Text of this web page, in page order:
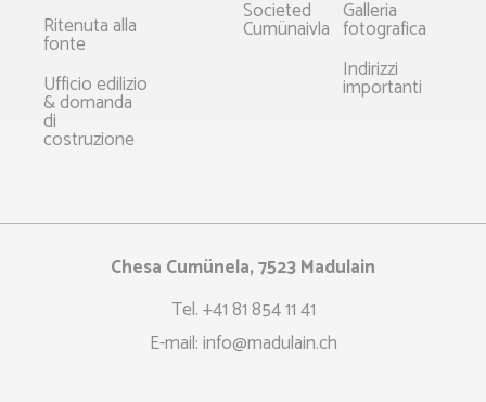
Ritenuta alla
fonte
Ufficio edilizio
& domanda
di
costruzione
Societed
Cumünaivla
Galleria
fotografica
Indirizzi
importanti
Chesa Cumünela, 7523 Madulain
Tel.+41 81 854 11 41
E-mail:info@madulain.ch